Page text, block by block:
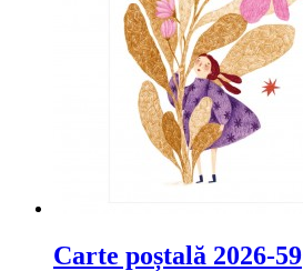
Carte poștală 2026-59